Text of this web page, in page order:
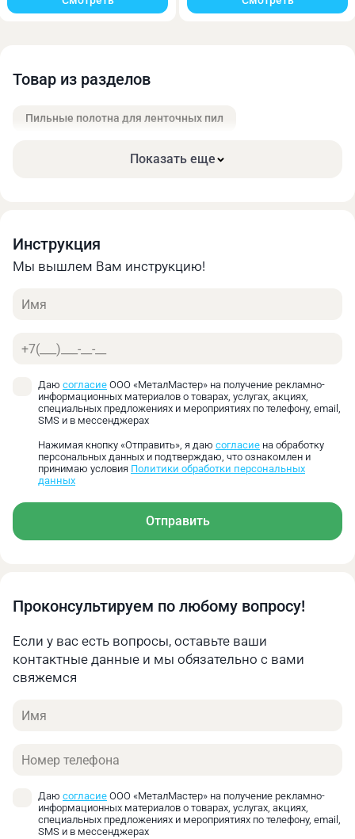
Онлайн калькулятор позволяет быстро получить
Товар из разделов
Пильные полотна для ленточных пил
Показать еще
Инструкция
Мы вышлем Вам инструкцию!
Имя
Телефон
Даю согласие ООО «МеталМастер» на получение рекламно-
информационных материалов о товарах, услугах, акциях,
специальных предложениях и мероприятиях по телефону, email,
SMS и в мессенджерах
Нажимая кнопку «Отправить», я даю согласие на обработку
персональных данных и подтверждаю, что ознакомлен и
принимаю условия Политики обработки персональных
данных
Отправить
Проконсультируем по любому вопросу!
Если у вас есть вопросы, оставьте ваши
контактные данные и мы обязательно с вами
свяжемся
Имя
Телефон
Даю согласие ООО «МеталМастер» на получение рекламно-
информационных материалов о товарах, услугах, акциях,
специальных предложениях и мероприятиях по телефону, email,
SMS и в мессенджерах